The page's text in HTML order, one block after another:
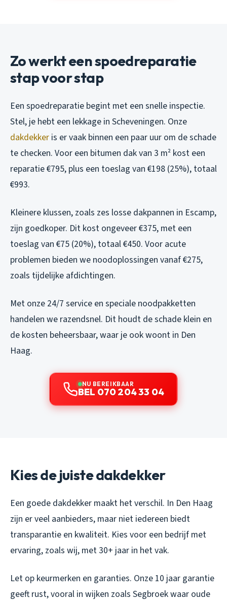
Zo werkt een spoedreparatie
stap voor stap
Een spoedreparatie begint met een snelle inspectie.
Stel, je hebt een lekkage in Scheveningen. Onze
dakdekker is er vaak binnen een paar uur om de schade
te checken. Voor een bitumen dak van 3 m² kost een
reparatie €795, plus een toeslag van €198 (25%), totaal
€993.
Kleinere klussen, zoals zes losse dakpannen in Escamp,
zijn goedkoper. Dit kost ongeveer €375, met een
toeslag van €75 (20%), totaal €450. Voor acute
problemen bieden we noodoplossingen vanaf €275,
zoals tijdelijke afdichtingen.
Met onze 24/7 service en speciale noodpakketten
handelen we razendsnel. Dit houdt de schade klein en
de kosten beheersbaar, waar je ook woont in Den
Haag.
NU BEREIKBAAR
BEL 070 204 33 04
Kies de juiste dakdekker
Een goede dakdekker maakt het verschil. In Den Haag
zijn er veel aanbieders, maar niet iedereen biedt
transparantie en kwaliteit. Kies voor een bedrijf met
ervaring, zoals wij, met 30+ jaar in het vak.
Let op keurmerken en garanties. Onze 10 jaar garantie
geeft rust, vooral in wijken zoals Segbroek waar oude